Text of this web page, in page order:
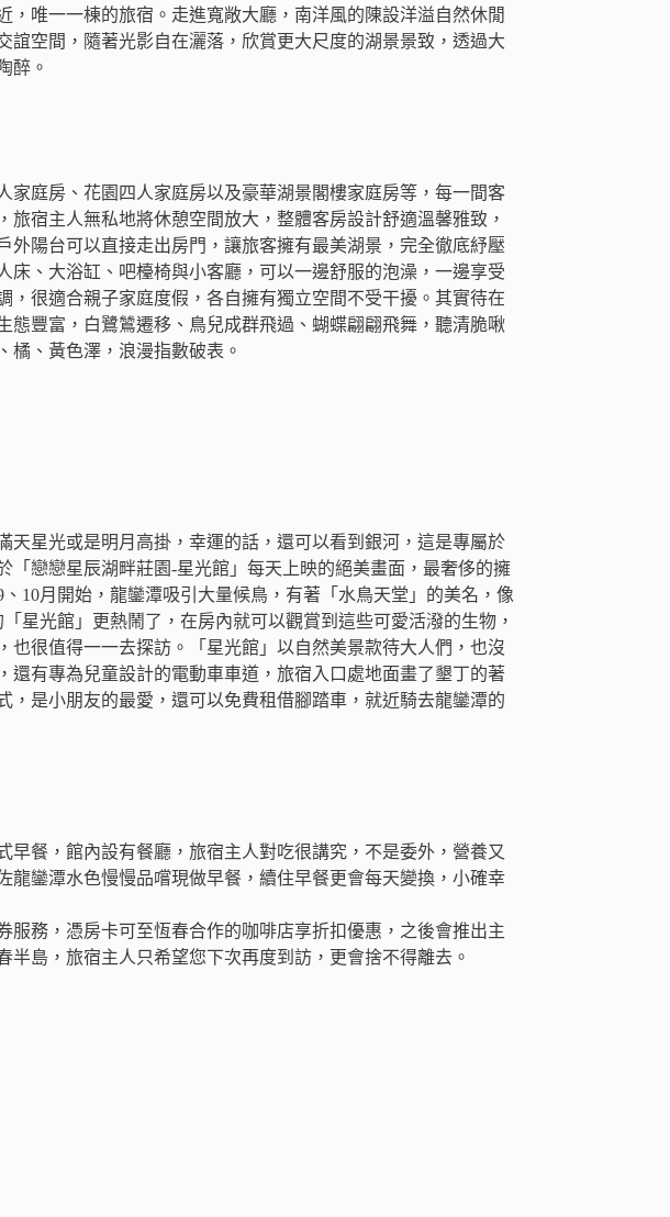
唯一一棟的旅宿。走進寬敞大廳，南洋風的陳設洋溢自然休閒
空間，隨著光影自在灑落，欣賞更大尺度的湖景景致，透過大
醉。
家庭房、花園四人家庭房以及豪華湖景閣樓家庭房等，每一間客
宿主人無私地將休憩空間放大，整體客房設計舒適溫馨雅致，
陽台可以直接走出房門，讓旅客擁有最美湖景，完全徹底紓壓
、大浴缸、吧檯椅與小客廳，可以一邊舒服的泡澡，一邊享受
很適合親子家庭度假，各自擁有獨立空間不受干擾。其實待在
豐富，白鷺鷥遷移、鳥兒成群飛過、蝴蝶翩翩飛舞，聽清脆啾
橘、黃色澤，浪漫指數破表。
星光或是明月高掛，幸運的話，還可以看到銀河，這是專屬於
戀戀星辰湖畔莊園-星光館」每天上映的絕美畫面，最奢侈的擁
10月開始，龍鑾潭吸引大量候鳥，有著「水鳥天堂」的美名，像
星光館」更熱鬧了，在房內就可以觀賞到這些可愛活潑的生物，
很值得一一去探訪。「星光館」以自然美景款待大人們，也沒
有專為兒童設計的電動車車道，旅宿入口處地面畫了墾丁的著
是小朋友的最愛，還可以免費租借腳踏車，就近騎去龍鑾潭的
餐，館內設有餐廳，旅宿主人對吃很講究，不是委外，營養又
鑾潭水色慢慢品嚐現做早餐，續住早餐更會每天變換，小確幸
服務，憑房卡可至恆春合作的咖啡店享折扣優惠，之後會推出主
島，旅宿主人只希望您下次再度到訪，更會捨不得離去。